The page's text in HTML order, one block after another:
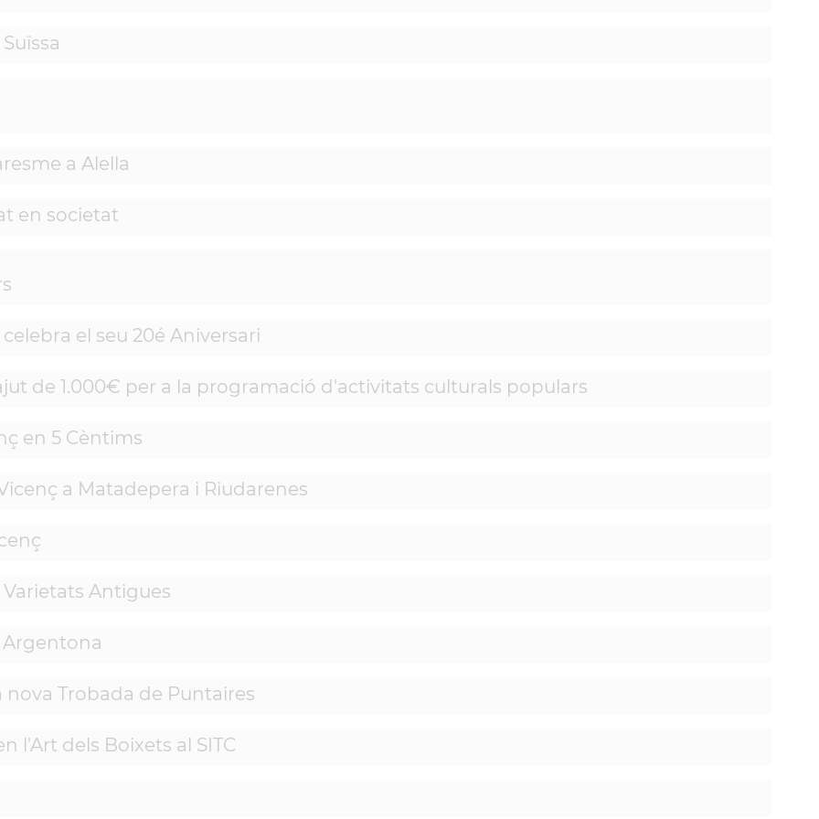
a Alella
en societat
el seu 20é Aniversari
de 1.000€ per a la programació d'activitats culturals populars
en 5 Cèntims
a Matadepera i Riudarenes
Varietats Antigues
Argentona
Trobada de Puntaires
l'Art dels Boixets al SITC